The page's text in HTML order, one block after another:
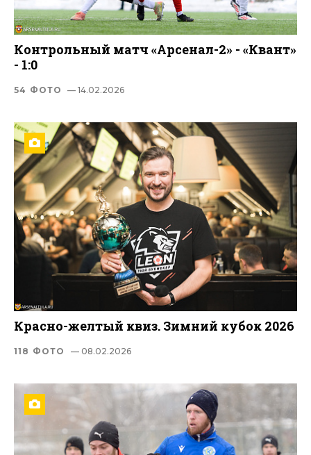
Контрольный матч «Арсенал-2» - «Квант»
- 1:0
54 ФОТО — 14.02.2026
Красно-желтый квиз. Зимний кубок 2026
118 ФОТО — 08.02.2026